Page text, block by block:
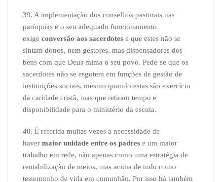
39. A implementação dos conselhos pastorais nas
paróquias e o seu adequado funcionamento
exige conversão aos sacerdotes e que estes não se
sintam donos, nem gestores, mas dispensadores dos
bens com que Deus mima o seu povo. Pede-se que os
sacerdotes não se esgotem em funções de gestão de
instituições sociais, mesmo quando estas são exercício
da caridade cristã, mas que retiram tempo e
disponibilidade para o ministério da escuta.
40. É referida muitas vezes a necessidade de
haver maior unidade entre os padres e um maior
trabalho em rede, não apenas como uma estratégia de
rentabilização de meios, mas acima de tudo como
testemunho de vida em comunhão. Por isso há também